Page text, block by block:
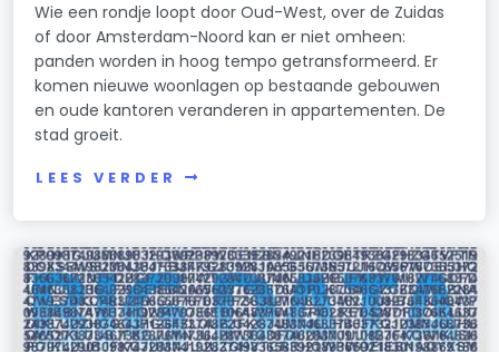
Tuindorp Oostzaan
Van Galenbuurt
Van Lennepbuurt
Venserpolder
Vondelparkbuurt
Waterland
Wie een rondje loopt door Oud-West, over de Zuidas
of door Amsterdam-Noord kan er niet omheen:
panden worden in hoog tempo getransformeerd. Er
komen nieuwe woonlagen op bestaande gebouwen
en oude kantoren veranderen in appartementen. De
stad groeit.
LEES VERDER